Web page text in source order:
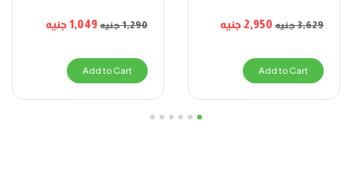
3,629جنيه 2,950 جنيه
Add to Cart
1,290جنيه 1,049جنيه
Add to Cart
1
2